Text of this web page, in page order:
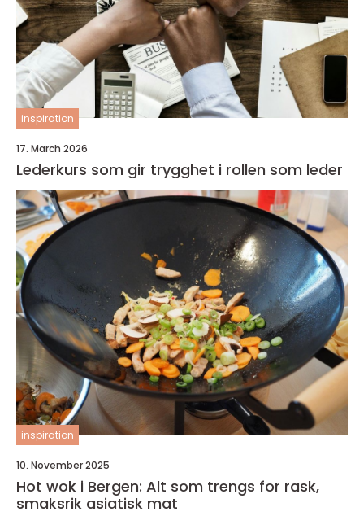
inspiration
17. March 2026
Lederkurs som gir trygghet i rollen som leder
inspiration
10. November 2025
Hot wok i Bergen: Alt som trengs for rask,
smaksrik asiatisk mat